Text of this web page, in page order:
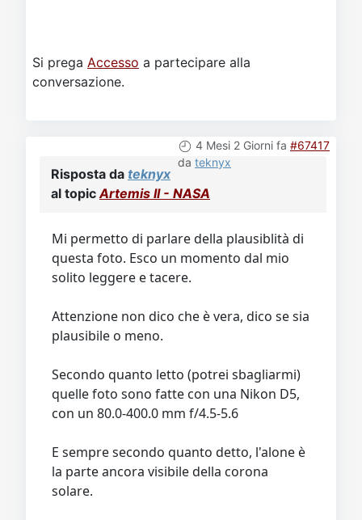
Si prega Accesso a partecipare alla
conversazione.
4 Mesi 2 Giorni fa #67417
da teknyx
Risposta da teknyx
al topicArtemis II - NASA
Mi permetto di parlare della plausiblità di
questa foto. Esco un momento dal mio
solito leggere e tacere.
Attenzione non dico che è vera, dico se sia
plausibile o meno.
Secondo quanto letto (potrei sbagliarmi)
quelle foto sono fatte con una Nikon D5,
con un 80.0-400.0 mm f/4.5-5.6
E sempre secondo quanto detto, l'alone è
la parte ancora visibile della corona
solare.